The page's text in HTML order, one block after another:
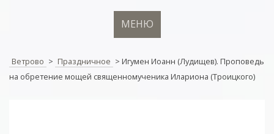
МЕНЮ
Ветрово > Праздничное > Игумен Иоанн (Лудищев). Проповедь
на обретение мощей священномученика Илариона (Троицкого)